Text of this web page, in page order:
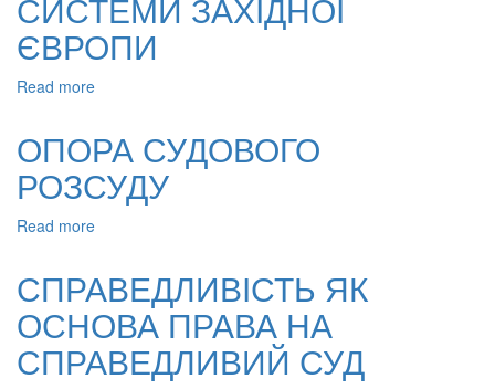
ЄВРОПИ
Read more
ВПЛИВУ
РИМСЬКОГО
ПРАВА
ЗАХІДНОЇ
ЄВРОПИ
ОПОРА СУДОВОГО
РОЗСУДУ
Read more
РОЗСУДУ
СПРАВЕДЛИВІСТЬ ЯК
ОСНОВА ПРАВА НА
СПРАВЕДЛИВИЙ СУД